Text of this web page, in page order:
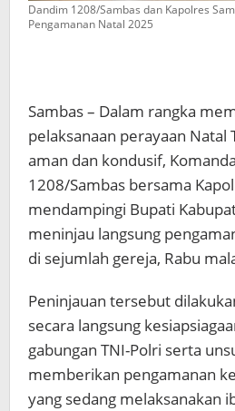
Dandim 1208/Sambas dan Kapolres
Pengamanan Natal 2025
Sambas – Dalam rangka
pelaksanaan perayaan Natal
aman dan kondusif,
1208/Sambas bersama
mendampingi Bupati
meninjau langsung
di sejumlah gereja, Rabu
Peninjauan tersebut
secara langsung
gabungan TNI-Polri serta
memberikan pengamanan
yang sedang melaksanakan